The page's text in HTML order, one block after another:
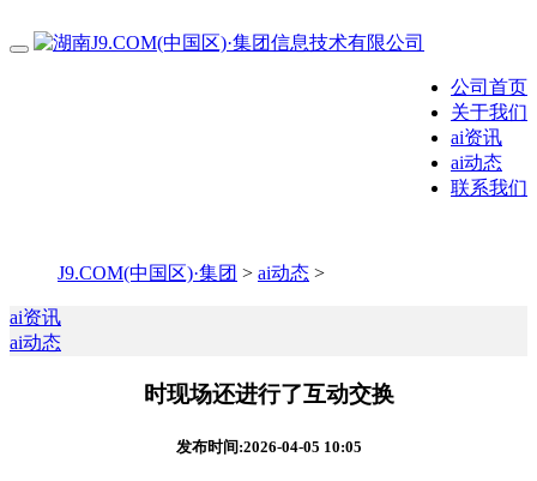
公司首页
关于我们
ai资讯
ai动态
联系我们
J9.COM(中国区)·集团 > ai动态 >
ai资讯
ai动态
时现场还进行了互动交换
发布时间:2026-04-05 10:05